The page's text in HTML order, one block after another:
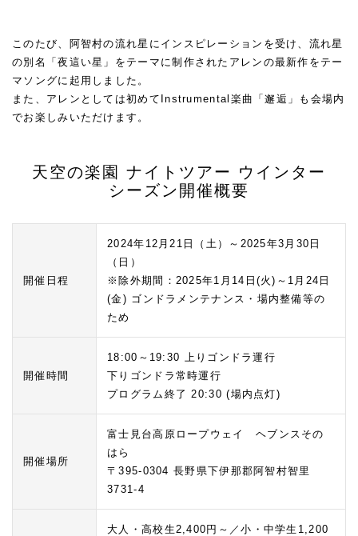
このたび、阿智村の流れ星にインスピレーションを受け、流れ星
の別名「夜這い星」をテーマに制作されたアレンの最新作をテー
マソングに起用しました。
また、アレンとしては初めてInstrumental楽曲「邂逅」も会場内
でお楽しみいただけます。
天空の楽園 ナイトツアー ウインター
シーズン開催概要
開催日程
2024年12月21日（土）～2025年3月30日
（日）
※除外期間：2025年1月14日(火)～1月24日
(金) ゴンドラメンテナンス・場内整備等の
ため
開催時間
18:00～19:30 上りゴンドラ運行
下りゴンドラ常時運行
プログラム終了 20:30 (場内点灯)
開催場所
富士見台高原ロープウェイ ヘブンスその
はら
〒395-0304 長野県下伊那郡阿智村智里
3731-4
大人・高校生2,400円～／小・中学生1,200